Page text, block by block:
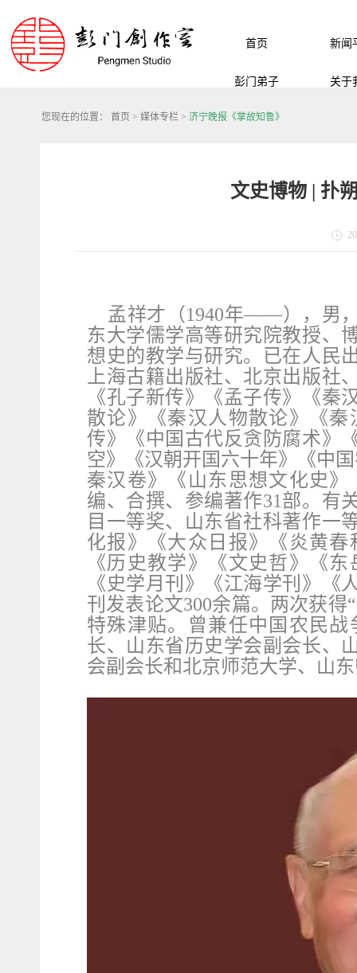
首页 新闻
彭门弟子 关于
您现在的位置： 首页 > 媒体专栏 > 济宁晚报《掌故知鲁》
文史博物 | 扑
孟祥才（1940年——），男，
东大学儒学高等研究院教授、
想史的教学与研究。已在人民
上海古籍出版社、北京出版社
《孔子新传》《孟子传》《秦
散论》《秦汉人物散论》《
传》《中国古代反贪防腐术》
空》《汉朝开国六十年》《中
秦汉卷》《山东思想文化史
编、合撰、参编著作31部。有
目一等奖、山东省社科著作一
化报》《大众日报》《炎黄
《历史教学》《文史哲》《
《史学月刊》《江海学刊》《
刊发表论文300余篇。两次获得
特殊津贴。曾兼任中国农民
长、山东省历史学会副会长、
会副会长和北京师范大学、山